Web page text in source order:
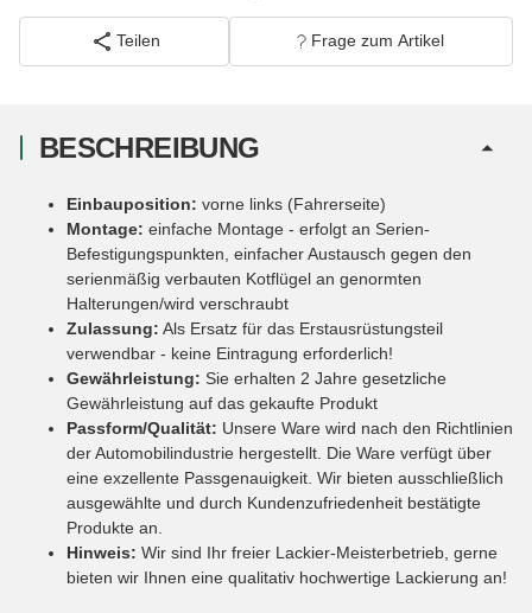
Teilen Frage zum Artikel
BESCHREIBUNG
Einbauposition: vorne links (Fahrerseite)
Montage: einfache Montage - erfolgt an Serien-
Befestigungspunkten, einfacher Austausch gegen den
serienmäßig verbauten Kotflügel an genormten
Halterungen/wird verschraubt
Zulassung: Als Ersatz für das Erstausrüstungsteil
verwendbar - keine Eintragung erforderlich!
Gewährleistung: Sie erhalten 2 Jahre gesetzliche
Gewährleistung auf das gekaufte Produkt
Passform/Qualität: Unsere Ware wird nach den Richtlinien
der Automobilindustrie hergestellt. Die Ware verfügt über
eine exzellente Passgenauigkeit. Wir bieten ausschließlich
ausgewählte und durch Kundenzufriedenheit bestätigte
Produkte an.
Hinweis: Wir sind Ihr freier Lackier-Meisterbetrieb, gerne
bieten wir Ihnen eine qualitativ hochwertige Lackierung an!